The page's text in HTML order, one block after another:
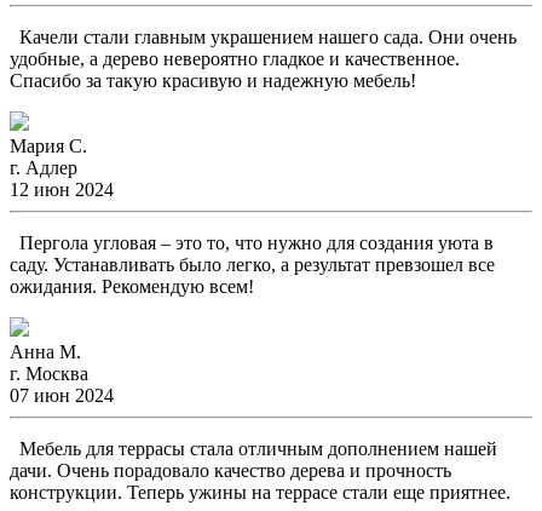
Качели стали главным украшением нашего сада. Они очень
удобные, а дерево невероятно гладкое и качественное.
Спасибо за такую красивую и надежную мебель!
Мария С.
г. Адлер
12 июн 2024
Пергола угловая – это то, что нужно для создания уюта в
саду. Устанавливать было легко, а результат превзошел все
ожидания. Рекомендую всем!
Анна М.
г. Москва
07 июн 2024
Мебель для террасы стала отличным дополнением нашей
дачи. Очень порадовало качество дерева и прочность
конструкции. Теперь ужины на террасе стали еще приятнее.